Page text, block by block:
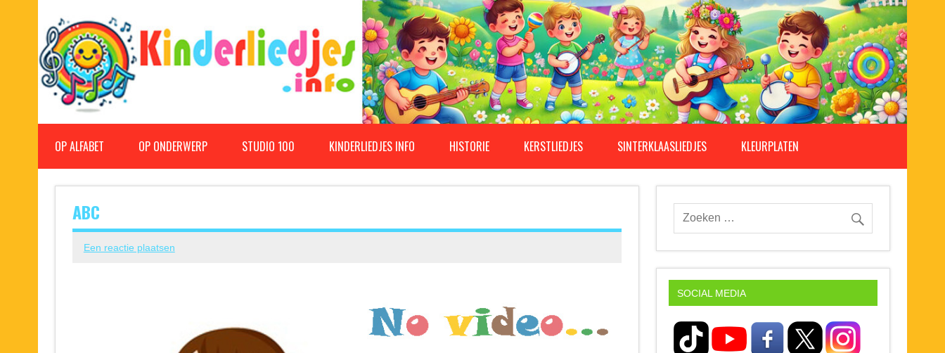
Kinderliedjes
OP ALFABET OP ONDERWERP STUDIO 100 KINDERLIEDJES INFO HISTORIE KERSTLIEDJES SINTERKLAASLIEDJES KLEURPLATEN
ABC
Een reactie plaatsen
SOCIAL MEDIA